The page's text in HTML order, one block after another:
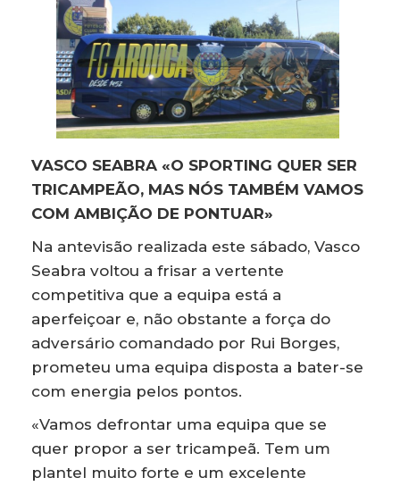
VASCO SEABRA «O SPORTING QUER SER
TRICAMPEÃO, MAS NÓS TAMBÉM VAMOS
COM AMBIÇÃO DE PONTUAR»
Na antevisão realizada este sábado, Vasco
Seabra voltou a frisar a vertente
competitiva que a equipa está a
aperfeiçoar e, não obstante a força do
adversário comandado por Rui Borges,
prometeu uma equipa disposta a bater-se
com energia pelos pontos.
«Vamos defrontar uma equipa que se
quer propor a ser tricampeã. Tem um
plantel muito forte e um excelente